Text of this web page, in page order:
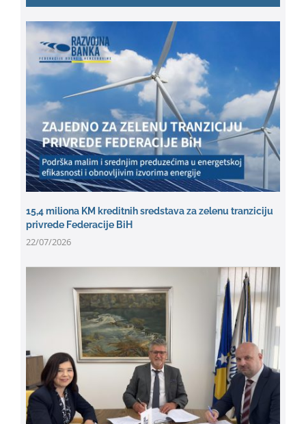
15,4 miliona KM kreditnih sredstava za zelenu tranziciju
privrede Federacije BiH
22/07/2026